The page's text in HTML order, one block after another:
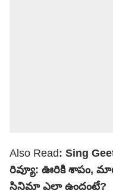
Also Read: Sing
రివ్యూ: ఊరికి శాపం,
సినిమా ఎలా ఉందంటే?